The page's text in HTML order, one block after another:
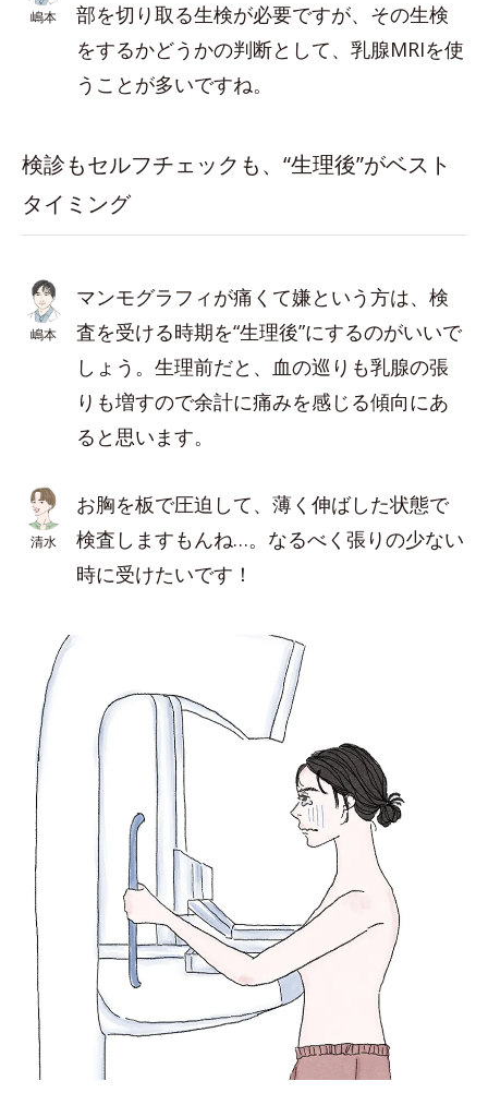
嶋本
部を切り取る生検が必要ですが、その生検
をするかどうかの判断として、乳腺MRIを使
うことが多いですね。
検診もセルフチェックも、“生理後”がベスト
タイミング
嶋本
マンモグラフィが痛くて嫌という方は、検
査を受ける時期を“生理後”にするのがいいで
しょう。生理前だと、血の巡りも乳腺の張
りも増すので余計に痛みを感じる傾向にあ
ると思います。
清水
お胸を板で圧迫して、薄く伸ばした状態で
検査しますもんね…。なるべく張りの少ない
時に受けたいです！